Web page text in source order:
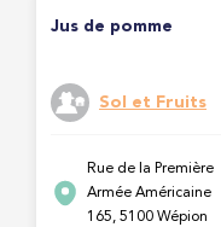
Jus de pomme
Sol et Fruits
Rue de la Première
Armée Américaine
165, 5100 Wépion